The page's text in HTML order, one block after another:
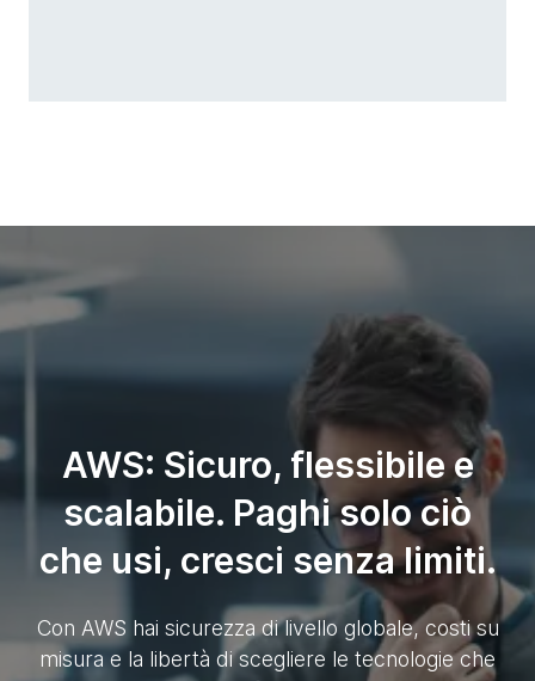
AWS: Sicuro, flessibile e
scalabile. Paghi solo ciò
che usi, cresci senza limiti.
Con AWS hai sicurezza di livello globale, costi su
misura e la libertà di scegliere le tecnologie che